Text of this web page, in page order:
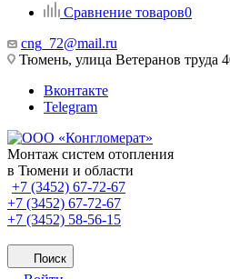
Сравнение товаров0
cng_72@mail.ru
Тюмень, улица Ветеранов труда
Вконтакте
Telegram
Монтаж систем отопления
в Тюмени и области
+7 (3452) 67-72-67
+7 (3452) 67-72-67
+7 (3452) 58-56-15
Поиск